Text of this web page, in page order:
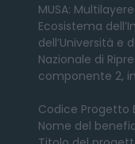
MUSA:
Ecosistema
dell’Università e
Nazionale di
componente 2,
Codice Progetto
Nome del